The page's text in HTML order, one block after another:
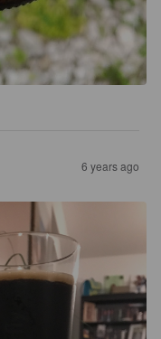
6 years ago